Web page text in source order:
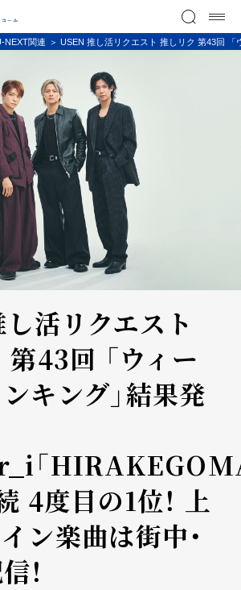
NEXT関連 USEN 推し活リクエスト 推しリク 第43回
活リクエスト
43回 「ウィー
キング」結果発
「
4度目の1位！ 上
ン楽曲は街中・
！